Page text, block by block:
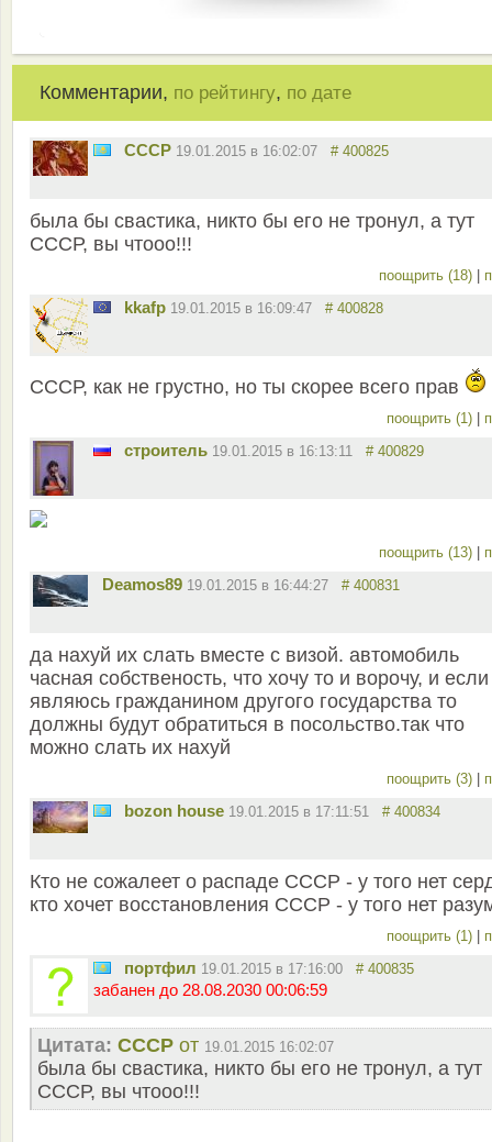
Комментарии, по рейтингу, по дате
СССР 19.01.2015 в 16:02:07 # 400825
была бы свастика, никто бы его не тронул, а тут
СССР, вы чтооо!!!
поощрить (18)
kkafp 19.01.2015 в 16:09:47 # 400828
СССР, как не грустно, но ты скорее всего прав
поощрить (1)
строитель 19.01.2015 в 16:13:11 # 400829
поощрить (13)
Deamos89 19.01.2015 в 16:44:27 # 400831
да нахуй их слать вместе с визой. автомобиль
часная собственость, что хочу то и ворочу, и если
являюсь гражданином другого государства то
должны будут обратиться в посольство.так что
можно слать их нахуй
поощрить (3)
bozon house 19.01.2015 в 17:11:51 # 400834
Кто не сожалеет о распаде СССР - у того нет
кто хочет восстановления СССР - у того нет
поощрить (1)
портфил 19.01.2015 в 17:16:00 # 400835
забанен до 28.08.2030 00:06:59
Цитата: СССР от 19.01.2015 16:02:07
была бы свастика, никто бы его не тронул, а тут
СССР, вы чтооо!!!